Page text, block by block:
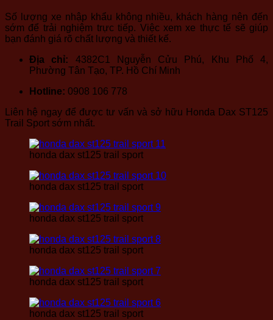
Số lượng xe nhập khẩu không nhiều, khách hàng nên đến
sớm để trải nghiệm trực tiếp. Việc xem xe thực tế sẽ giúp
bạn đánh giá rõ chất lượng và thiết kế.
Địa chỉ: 4382C1 Nguyễn Cửu Phú, Khu Phố 4,
Phường Tân Tạo, TP. Hồ Chí Minh
Hotline: 0908 106 778
Liên hệ ngay để được tư vấn và sở hữu Honda Dax ST125
Trail Sport sớm nhất.
honda dax st125 trail sport
honda dax st125 trail sport
honda dax st125 trail sport
honda dax st125 trail sport
honda dax st125 trail sport
honda dax st125 trail sport